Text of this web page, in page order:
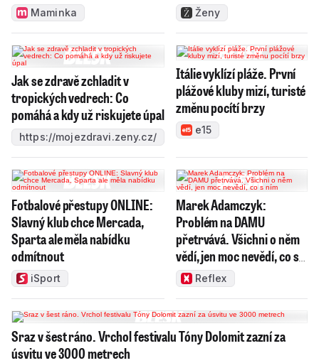
Maminka Ženy
Jak se zdravě zchladit v
tropických vedrech: Co
pomáhá a kdy už riskujete úpal
https://mojezdravi.zeny.cz/
Itálie vyklízí pláže. První
plážové kluby mizí, turisté
změnu pocítí brzy
e15
Fotbalové přestupy ONLINE:
Slavný klub chce Mercada,
Sparta ale měla nabídku
odmítnout
iSport
Marek Adamczyk:
Problém na DAMU
přetrvává. Všichni o něm
vědí, jen moc nevědí, co s
nímReflex
Sraz v šest ráno. Vrchol festivalu Tóny Dolomit zazní za
úsvitu ve 3000 metrech